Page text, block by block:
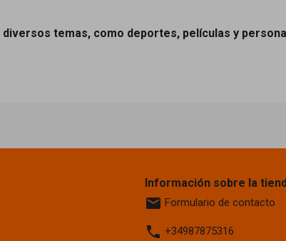
temas, como deportes, películas y
Información sobre la
email Formulario de contacto
phone +34987875316